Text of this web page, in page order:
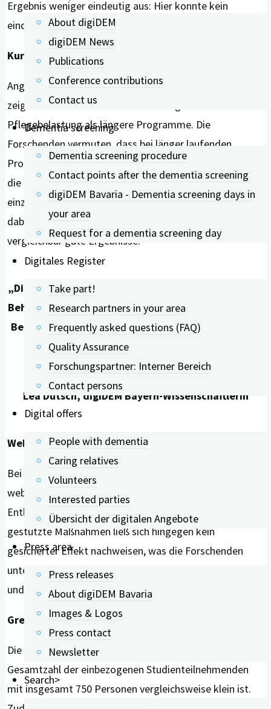
About digiDEM
digiDEM News
Publications
Conference contributions
Contact us
Dementia screening
Dementia screening procedure
Contact points after the dementia screening
digiDEM Bavaria - Dementia screening days in
your area
Request for a dementia screening day
Digitales Register
Take part!
Research partners in your area
Frequently asked questions (FAQ)
Quality Assurance
Forschungspartner: Interner Bereich
Contact persons
Digital offers
People with dementia
Caring relatives
Volunteers
Interested parties
Übersicht der digitalen Angebote
Press area
Press releases
About digiDEM Bavaria
Images & Logos
Press contact
Newsletter
Search>
Ergebnis weniger eindeutig aus: Hier konnte kein
eindeutig positiver Effekt nachgewiesen werden.
Kurze Angebote wirken besser als lange
Angebote mit einer Dauer von bis zu zwei Monaten
zeigten eine deutlich stärkere Wirkung auf die
Pflegebelastung als längere Programme. Die
Forschenden vermuten, dass bei länger laufenden
Programmen eine gewisse Erschöpfung eintreten kann,
die die Wirksamkeit abschwächt. Ob die Teilnehmenden
einzeln oder in einer Gruppe begleitet wurden, machte
dabei kaum einen Unterschied: Beide Ansätze erzielten
vergleichbar gute Ergebnisse.
„Digitale Angebote können nicht nur im Rahmen der
Behandlung und Pflege für Menschen mit kognitiven
Beeinträchtigungen hilfreich sein. Gerade auch die
pflegenden An- und Zugehörigen können hier
profitieren.“
Lea Dütsch, digiDEM Bayern-Wissenschaftlerin
Website und App wirken, Roboter noch nicht
Bei den genutzten Technologien zeigten sowohl
webbasierte Angebote als auch Apps eine signifikante
Entlastung für die Teilnehmenden. Für Roboter-
gestützte Maßnahmen ließ sich hingegen kein
gesicherter Effekt nachweisen, was die Forschenden
unter anderem auf die noch begrenzte Zahl an Studien
und die technische Unreife dieser Ansätze zurückführen.
Grenzen der Studie
Die Autorinnen und Autoren weisen darauf hin, dass die
Gesamtzahl der einbezogenen Studienteilnehmenden
mit insgesamt 750 Personen vergleichsweise klein ist.